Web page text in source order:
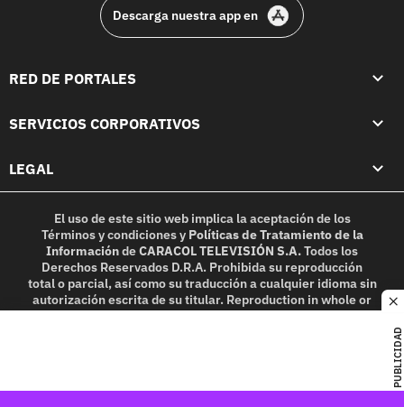
PUBLICIDAD
Descarga nuestra app en
RED DE PORTALES
SERVICIOS CORPORATIVOS
LEGAL
El uso de este sitio web implica la aceptación de los
Términos y condicionesy Políticas de Tratamiento de la
InformacióndeCARACOL TELEVISIÓN S.A.Todos los
Derechos Reservados D.R.A. Prohibida su reproducción
total o parcial, así como su traducción a cualquier idioma sin
autorización escrita de su titular. Reproduction in whole or
in part, or translation without written permission is